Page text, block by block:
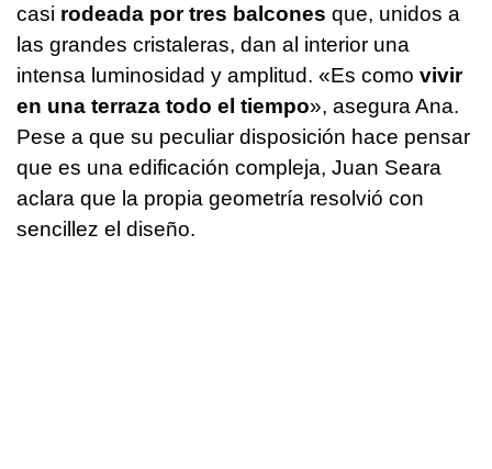
casi rodeada por tres balcones que, unidos a
las grandes cristaleras, dan al interior una
intensa luminosidad y amplitud. «Es como vivir
en una terraza todo el tiempo», asegura Ana.
Pese a que su peculiar disposición hace pensar
que es una edificación compleja, Juan Seara
aclara que la propia geometría resolvió con
sencillez el diseño.